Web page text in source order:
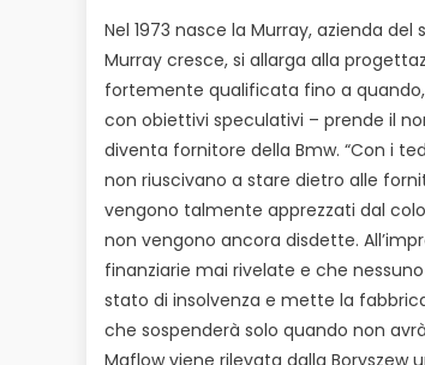
Nel 1973 nasce la Murray, azienda
Murray cresce, si allarga alla
fortemente qualificata fino a
con obiettivi speculativi – prende il
diventa fornitore della Bmw. “Con i
non riuscivano a stare dietro alle
vengono talmente apprezzati dal
non vengono ancora disdette.
finanziarie mai rivelate e che
stato di insolvenza e mette la
che sospenderà solo quando non
Maflow viene rilevata dalla Boryszew